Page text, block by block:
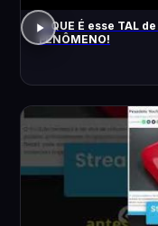
O QUE É esse TAL
FENÔMENO!